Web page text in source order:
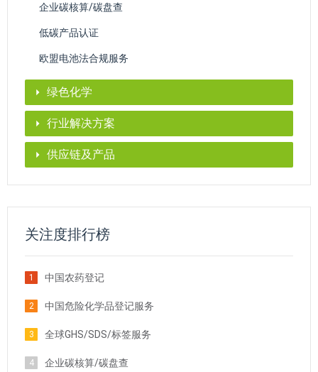
企业碳核算/碳盘查
低碳产品认证
欧盟电池法合规服务
绿色化学
行业解决方案
供应链及产品
关注度排行榜
1 中国农药登记
2 中国危险化学品登记服务
3 全球GHS/SDS/标签服务
4 企业碳核算/碳盘查